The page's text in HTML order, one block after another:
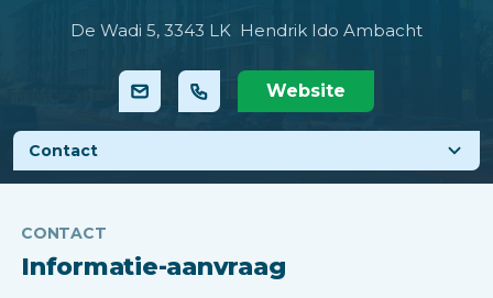
De Wadi 5, 3343 LK Hendrik Ido Ambacht
Website
Contact
CONTACT
Informatie-aanvraag